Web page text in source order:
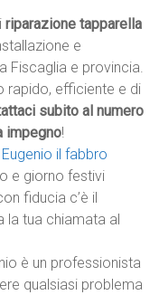
riparazione tapparella
e
Fiscaglia e provincia.
rapido, efficiente e di
subito al numero
impegno!
Eugenio il fabbro
e giorno festivi
fiducia c’è il
la tua chiamata al
è un professionista
qualsiasi problema